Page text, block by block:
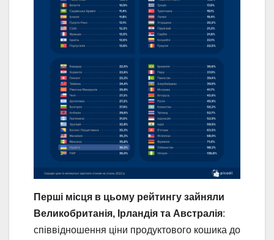
Перші місця в цьому рейтингу зайняли
Великобританія, Ірландія та Австралія:
співвідношення ціни продуктового кошика до